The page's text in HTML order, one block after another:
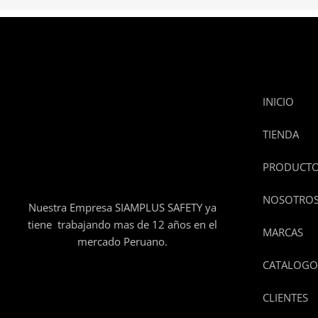
Nuestra Empresa SIAMPLUS SAFETY ya
tiene trabajando mas de 12 años en el
mercado Peruano.
INICIO
TIENDA
MARCAS
CATALOGO
CLIENTES